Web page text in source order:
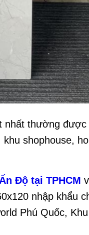
nhất thường được
shophouse,
Độ tại TPHCM
nhập khẩu
Phú Quốc,